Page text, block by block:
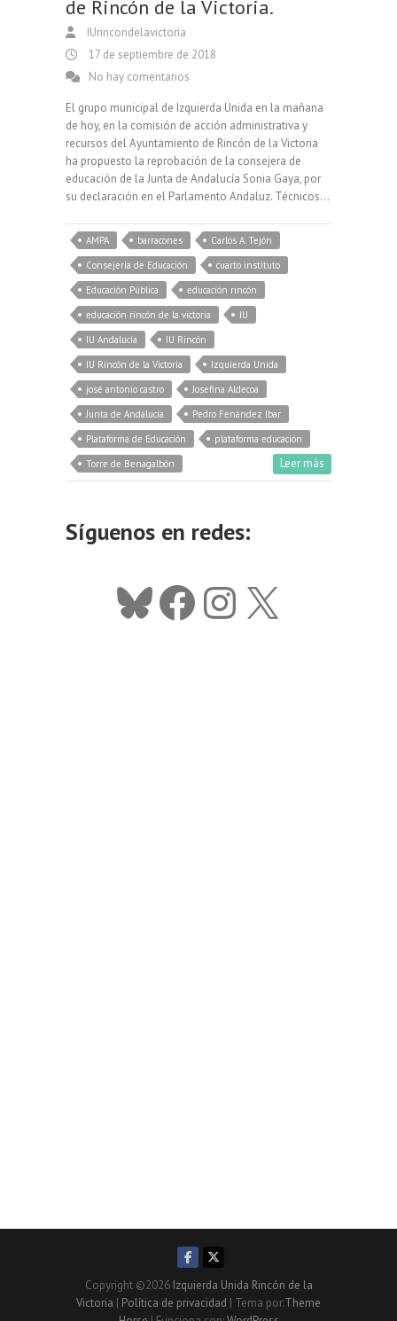
de Rincón de la Victoria.
IUrincondelavictoria
17 de septiembre de 2018
No hay comentarios
El grupo municipal de Izquierda Unida en la mañana
de hoy, en la comisión de acción administrativa y
recursos del Ayuntamiento de Rincón de la Victoria
ha propuesto la reprobación de la consejera de
educación de la Junta de Andalucía Sonia Gaya, por
su declaración en el Parlamento Andaluz. Técnicos…
AMPA barracones
Carlos A. Tejón
Consejería de Educación
cuarto instituto
Educación Pública
educación rincón
educación rincón de la victoria
IU
IU Andalucía
IU Rincón
IU Rincón de la Victoria
Izquierda Unida
josé antonio castro
Josefina Aldecoa
Junta de Andalucía
Pedro Fenández Ibar
Plataforma de Educación
plataforma educación
Torre de Benagalbón
Leer más
Síguenos en redes:
Bluesky
Facebook
Instagram
X
Copyright ©2026 Izquierda Unida Rincón de la
Victoria | Política de privacidad | Tema por:Theme